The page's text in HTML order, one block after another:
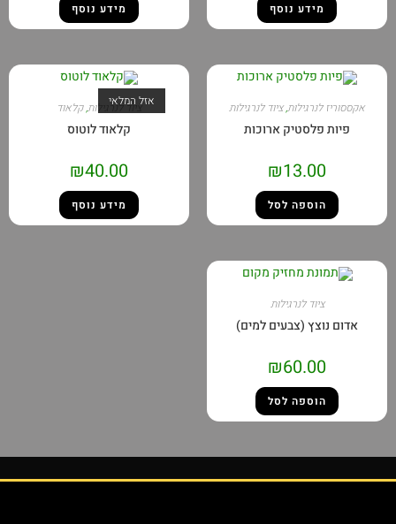
מידע נוסף מידע נוסף
אקססוריז לנרגילות,ציוד לנרגילות
פיות פלסטיק ארוכות
₪13.00
הוספה לסל
אזל המלאי
ציוד לנרגילות,קלאוד
קלאוד לוטוס
₪40.00
מידע נוסף
ציוד לנרגילות
אדום נוצץ (צבעים למים)
₪60.00
הוספה לסל